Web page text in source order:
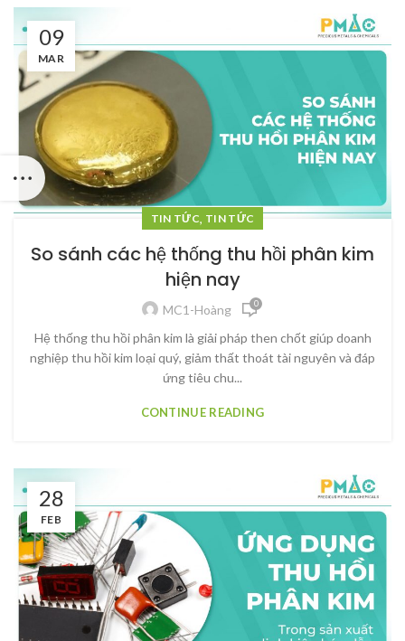
09
MAR
TIN TỨC, TIN TỨC
So sánh các hệ thống thu hồi phân kim
hiện nay
MC1-Hoàng 0
Hệ thống thu hồi phân kim là giải pháp then chốt giúp doanh
nghiệp thu hồi kim loại quý, giảm thất thoát tài nguyên và đáp
ứng tiêu chu...
CONTINUE READING
28
FEB